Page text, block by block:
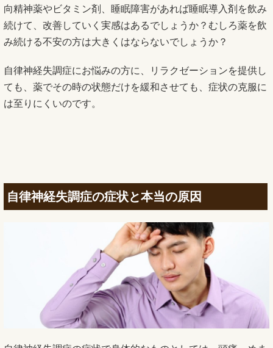
向精神薬やビタミン剤、睡眠障害があれば睡眠導入剤を飲み
続けて、改善していく実感はあるでしょうか？むしろ薬を飲
み続ける不安の方は大きくはならないでしょうか？
自律神経失調症にお悩みの方に、リラクゼーションを提供し
ても、薬でその時の状態だけを緩和させても、症状の克服に
は至りにくいのです。
自律神経失調症の症状と本当の原因